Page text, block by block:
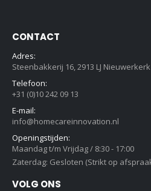
CONTACT
Adres:
Steenbakkerij 16, 2913 LJ
Telefoon:
+31 (0)10 242 09 13
E-mail:
info@homecareinnovation.nl
Openingstijden:
Maandag t/m Vrijdag / 8:30 - 17:00
Zaterdag: Gesloten (Strikt op
VOLG ONS